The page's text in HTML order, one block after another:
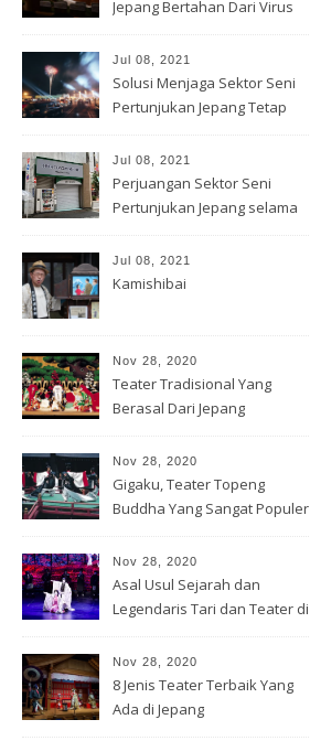
Jepang Bertahan Dari Virus
Jul 08, 2021
Solusi Menjaga Sektor Seni
Pertunjukan Jepang Tetap
Jul 08, 2021
Perjuangan Sektor Seni
Pertunjukan Jepang selama
Jul 08, 2021
Kamishibai
Nov 28, 2020
Teater Tradisional Yang
Berasal Dari Jepang
Nov 28, 2020
Gigaku, Teater Topeng
Buddha Yang Sangat Populer
Nov 28, 2020
Asal Usul Sejarah dan
Legendaris Tari dan Teater di
Nov 28, 2020
8 Jenis Teater Terbaik Yang
Ada di Jepang